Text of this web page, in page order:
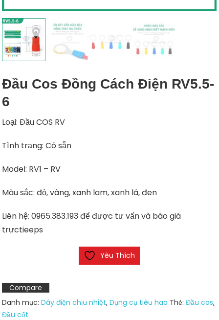
Đầu Cos Đồng Cách Điện RV5.5-
6
Loại: Đầu COS RV
Tình trạng: Có sẵn
Model: RV1 – RV
Màu sắc: đỏ, vàng, xanh lam, xanh lá, đen
Liên hệ: 0965.383.193 để được tư vấn và báo giá
trựctieeps
Yêu Thích
Compare
Danh mục:Dây điện chịu nhiệt,Dụng cụ tiêu hao Thẻ:Đầu cos,
Đầu cốt